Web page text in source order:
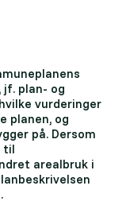
jf. plan- og
vurderinger
planen, og
på. Dersom
til
arealbruk i